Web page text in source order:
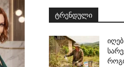
ტრენდული